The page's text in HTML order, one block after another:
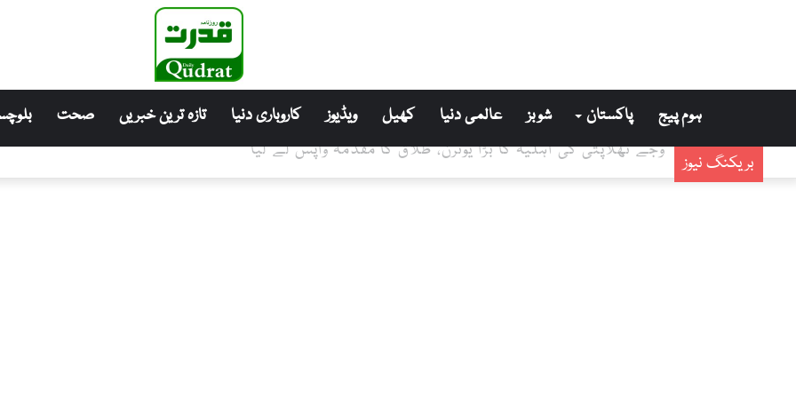
ہوم پیج پاکستان شوبز عالمی دنیا کھیل ویڈیوز کاروباری دنیا تازہ ترین خبریں صحت
بریکنگ نیوز وجے تھلاپتی کی اہلیہ کا بڑا یوٹرن، طلاق کا مقدمہ واپس لے لیا